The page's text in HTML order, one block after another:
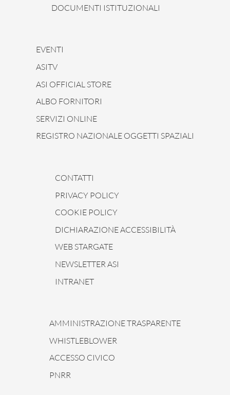
DOCUMENTI ISTITUZIONALI
EVENTI
ASITV
ASI OFFICIAL STORE
ALBO FORNITORI
SERVIZI ONLINE
REGISTRO NAZIONALE OGGETTI SPAZIALI
CONTATTI
PRIVACY POLICY
COOKIE POLICY
DICHIARAZIONE ACCESSIBILITÀ
WEB STARGATE
NEWSLETTER ASI
INTRANET
AMMINISTRAZIONE TRASPARENTE
WHISTLEBLOWER
ACCESSO CIVICO
PNRR